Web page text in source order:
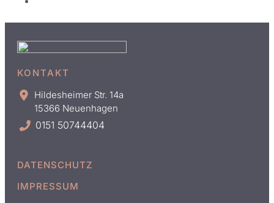
KONTAKT
Hildesheimer Str. 14a
15366 Neuenhagen
0151 50744404
DATENSCHUTZ
IMPRESSUM